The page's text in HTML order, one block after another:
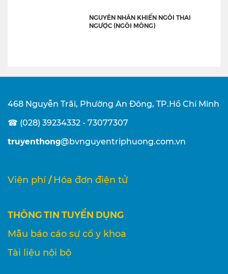
NGUYÊN NHÂN KHIẾN NGÔI THAI
NGƯỢC (NGÔI MÔNG)
468 Nguyễn Trãi, Phường An Đông, TP.Hồ Chí Minh
☎ (028) 39234332 - 73077307
truyenthong@bvnguyentriphuong.com.vn
Viện phí / Hóa đơn điện tử
THÔNG TIN TUYỂN DỤNG
Mẫu báo cáo sự cố y khoa
Tài liệu nội bộ